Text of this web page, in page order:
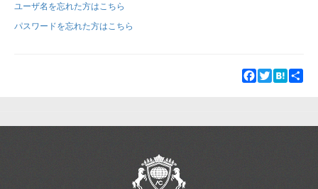
新規登録
ユーザ名を忘れた方はこちら
パスワードを忘れた方はこちら
Facebook
TwitterHatena